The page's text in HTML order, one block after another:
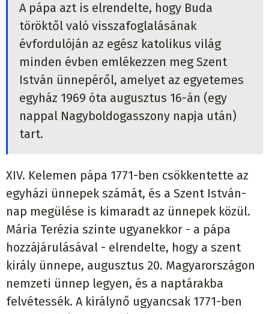
A pápa azt is elrendelte, hogy Buda
töröktől való visszafoglalásának
évfordulóján az egész katolikus világ
minden évben emlékezzen meg Szent
István ünnepéről, amelyet az egyetemes
egyház 1969 óta augusztus 16-án (egy
nappal Nagyboldogasszony napja után)
tart.
XIV. Kelemen pápa 1771-ben csökkentette az
egyházi ünnepek számát, és a Szent István-
nap megülése is kimaradt az ünnepek közül.
Mária Terézia szinte ugyanekkor - a pápa
hozzájárulásával - elrendelte, hogy a szent
király ünnepe, augusztus 20. Magyarországon
nemzeti ünnep legyen, és a naptárakba
felvétessék. A királynő ugyancsak 1771-ben